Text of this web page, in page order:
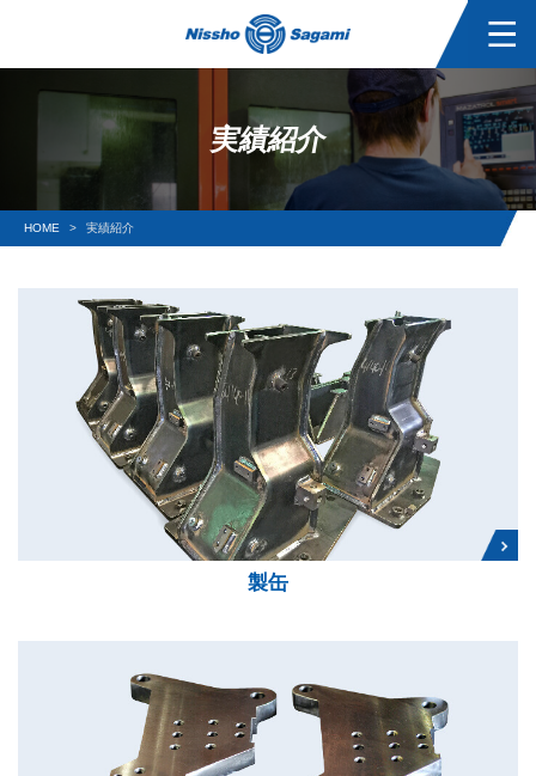
実績紹介
HOME 実績紹介
製缶